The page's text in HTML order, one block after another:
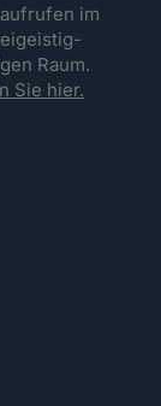
im
Raum.
Sie hier.